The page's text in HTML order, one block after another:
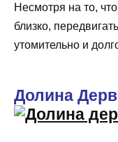
Несмотря на то,
близко,
утомительно и
Долина